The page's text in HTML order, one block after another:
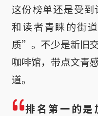
这份榜单还是受
和读者青睐的街
质”。不少是新旧
咖啡馆，带点文青
道。
排名第一的是